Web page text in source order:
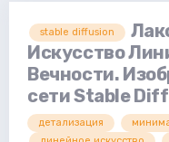
stable diffusion
Искусство
Вечности.
сети Stable
детализация